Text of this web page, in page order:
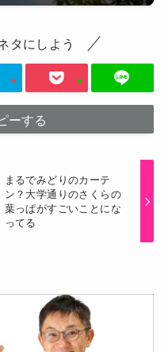
タにしよう
ーする
まるでみどりのカーテ
ン？大学通りのさくらの
葉っぱがすごいことにな
ってる